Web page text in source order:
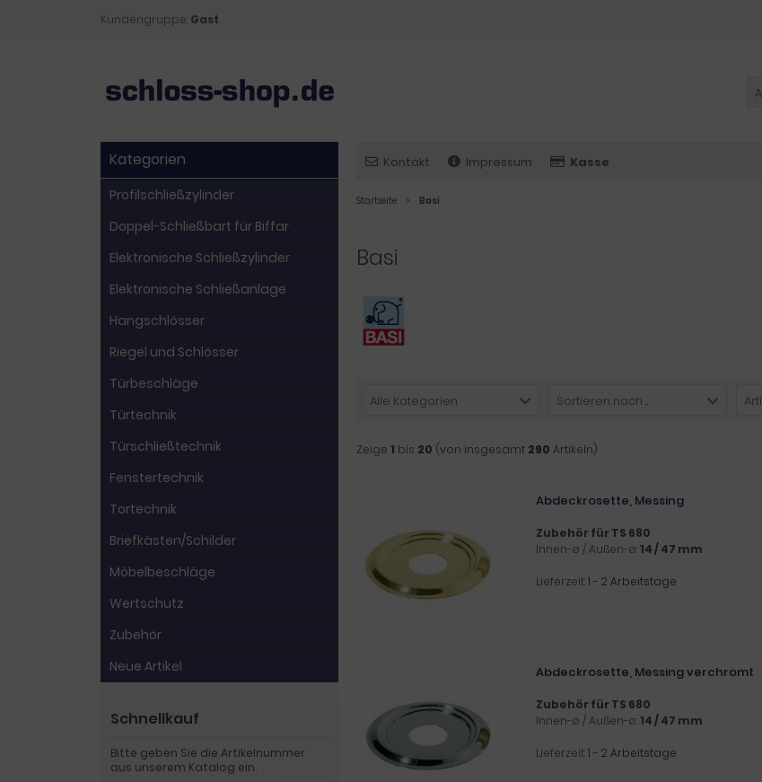
Kundengruppe: Gast
Kontakt Impressum Kasse
Startseite Basi
Basi
Alle Kategorien Sortieren nach ...
Zeige 1 bis 20 (von insgesamt 290 Artikeln)
Abdeckrosette, Messing
Zubehör für TS 680
Innen-ø / Außen-ø:14 / 47 mm
Lieferzeit:1 - 2 Arbeitstage
Abdeckrosette, Messing verchromt
Zubehör für TS 680
Innen-ø / Außen-ø:14 / 47 mm
Lieferzeit:1 - 2 Arbeitstage
Kategorien
Profilschließzylinder
Doppel-Schließbart für Biffar
Elektronische Schließzylinder
Elektronische Schließanlage
Hangschlösser
Riegel und Schlösser
Türbeschläge
Türtechnik
Türschließtechnik
Fenstertechnik
Tortechnik
Briefkästen/Schilder
Möbelbeschläge
Wertschutz
Zubehör
Neue Artikel
Schnellkauf
Bitte geben Sie die Artikelnummer
aus unserem Katalog ein.